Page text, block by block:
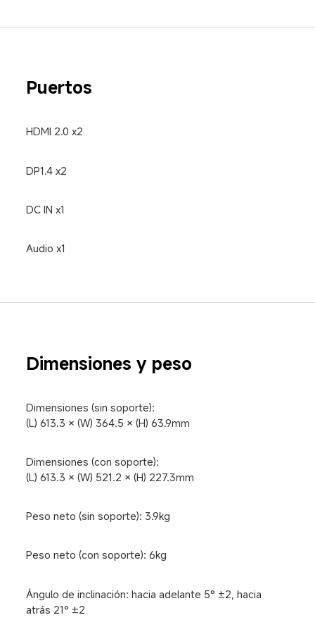
Puertos
HDMI 2.0 x2
DP1.4 x2
DC IN x1
Audio x1
Dimensiones y peso
Dimensiones (sin soporte):
(L) 613.3 × (W) 364.5 × (H) 63.9mm
Dimensiones (con soporte):
(L) 613.3 × (W) 521.2 × (H) 227.3mm
Peso neto (sin soporte): 3.9kg
Peso neto (con soporte): 6kg
Ángulo de inclinación: hacia adelante 5° ±2, hacia
atrás 21° ±2